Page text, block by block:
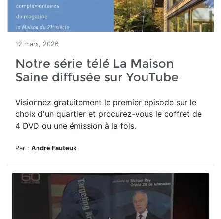
12 mars, 2026
Notre série télé La Maison
Saine diffusée sur YouTube
Visionnez gratuitement le premier épisode sur le
choix d'un quartier et procurez-vous le coffret de
4 DVD ou une émission à la fois.
Par : André Fauteux